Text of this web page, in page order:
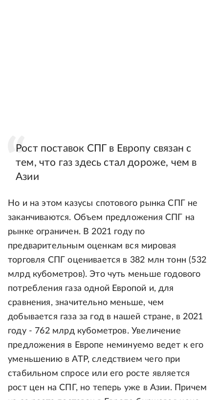
Рост поставок СПГ в Европу связан с
тем, что газ здесь стал дороже, чем в
Азии
Но и на этом казусы спотового рынка СПГ не
заканчиваются. Объем предложения СПГ на
рынке ограничен. В 2021 году по
предварительным оценкам вся мировая
торговля СПГ оценивается в 382 млн тонн (532
млрд кубометров). Это чуть меньше годового
потребления газа одной Европой и, для
сравнения, значительно меньше, чем
добывается газа за год в нашей стране, в 2021
году - 762 млрд кубометров. Увеличение
предложения в Европе неминуемо ведет к его
уменьшению в АТР, следствием чего при
стабильном спросе или его росте является
рост цен на СПГ, но теперь уже в Азии. Причем